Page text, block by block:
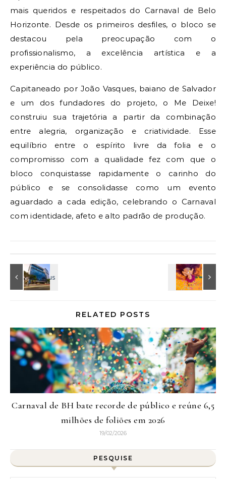
mais queridos e respeitados do Carnaval de Belo
Horizonte. Desde os primeiros desfiles, o bloco se
destacou pela preocupação com o
profissionalismo, a excelência artística e a
experiência do público.
Capitaneado por João Vasques, baiano de Salvador
e um dos fundadores do projeto, o Me Deixe!
construiu sua trajetória a partir da combinação
entre alegria, organização e criatividade. Esse
equilíbrio entre o espírito livre da folia e o
compromisso com a qualidade fez com que o
bloco conquistasse rapidamente o carinho do
público e se consolidasse como um evento
aguardado a cada edição, celebrando o Carnaval
com identidade, afeto e alto padrão de produção.
RELATED POSTS
Carnaval de BH bate recorde de público e reúne 6,5
milhões de foliões em 2026
19/02/2026
PESQUISE